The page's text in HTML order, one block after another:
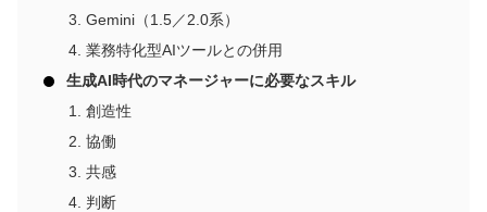
Gemini（1.5／2.0系）
業務特化型AIツールとの併用
生成AI時代のマネージャーに必要なスキル
創造性
協働
共感
判断